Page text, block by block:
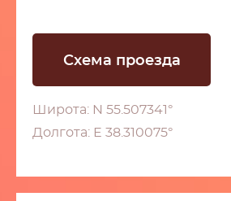
Схема проезда
Широта: N 55.507341°
Долгота: E 38.310075°